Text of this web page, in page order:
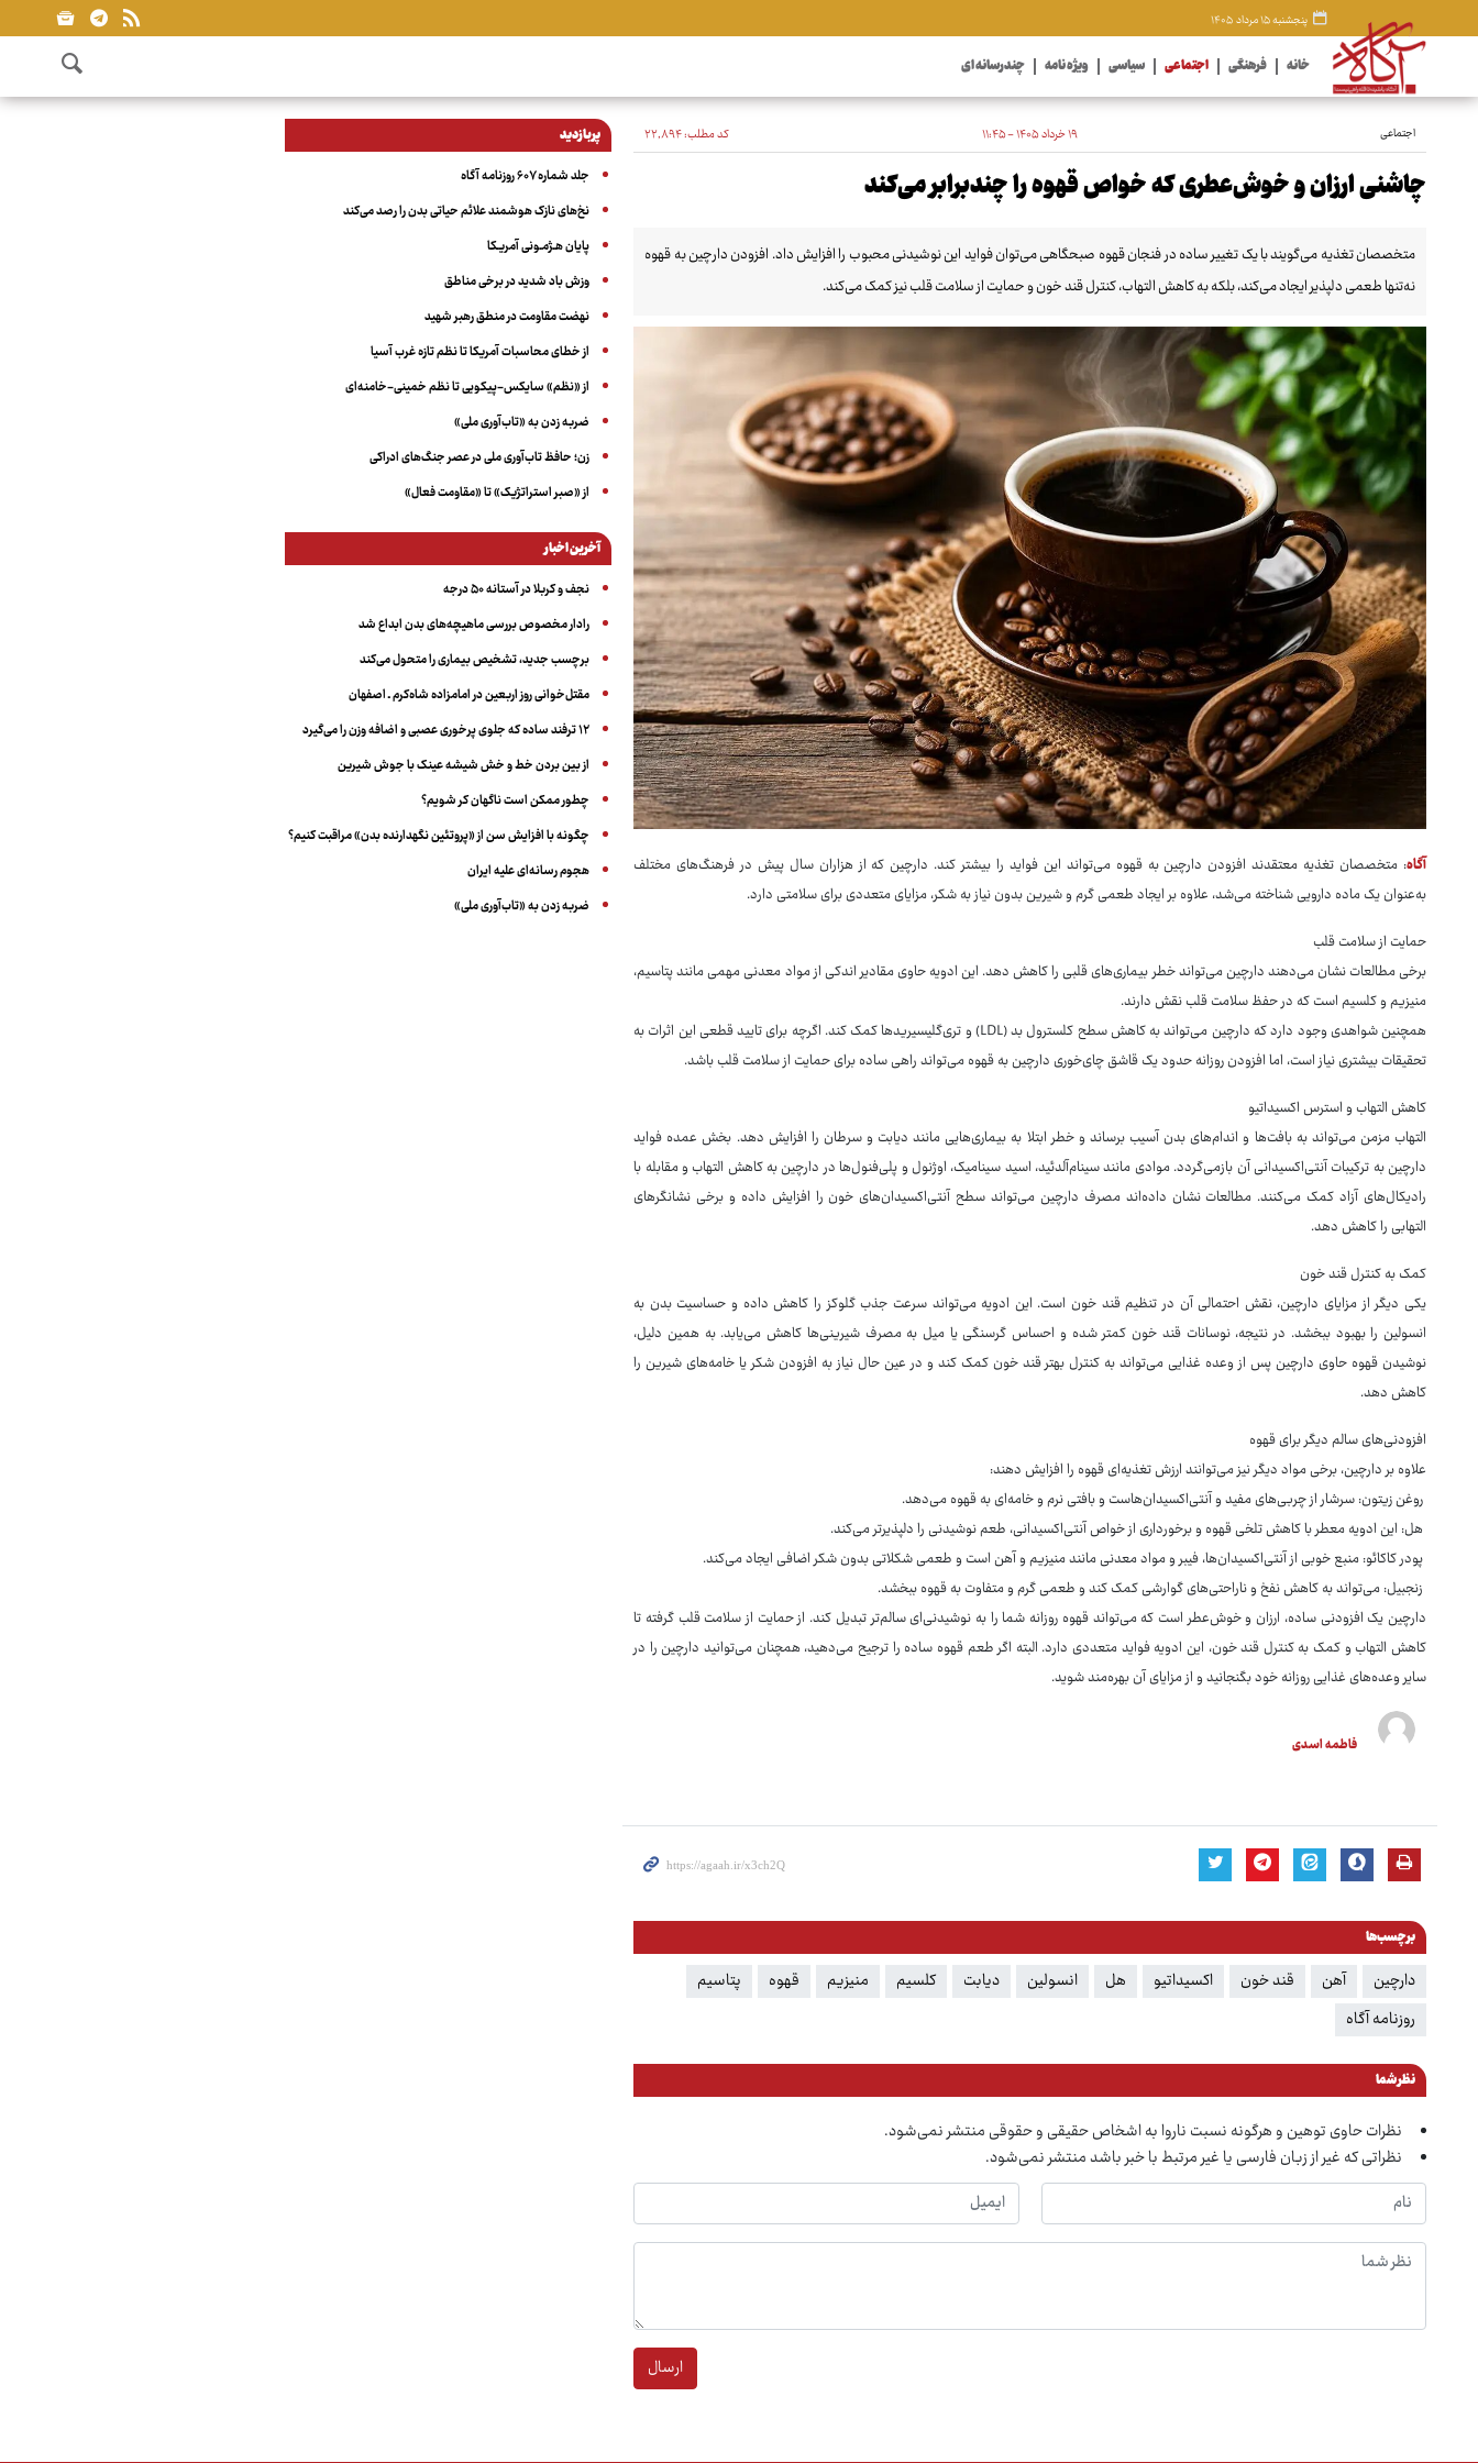
پنجشنبه ۱۵ مرداد ۱۴۰۵
خانه فرهنگی اجتماعی سیاسی ویژه نامه چندرسانه ای
اجتماعی ۱۹ خرداد ۱۴۰۵ - ۱۱:۴۵ کد مطلب:۲۲٬۸۹۴
چاشنی ارزان و خوش‌عطری که خواص قهوه را چندبرابر می‌کند
متخصصان تغذیه می‌گویند با یک تغییر ساده در فنجان قهوه صبحگاهی می‌توان فواید این نوشیدنی محبوب را افزایش داد. افزودن دارچین به قهوه
نه‌تنها طعمی دلپذیر ایجاد می‌کند، بلکه به کاهش التهاب، کنترل قند خون و حمایت از سلامت قلب نیز کمک می‌کند.
آگاه: متخصصان تغذیه معتقدند افزودن دارچین به قهوه می‌تواند این فواید را بیشتر کند. دارچین که از هزاران سال پیش در فرهنگ‌های مختلف
به‌عنوان یک ماده دارویی شناخته می‌شد، علاوه بر ایجاد طعمی گرم و شیرین بدون نیاز به شکر، مزایای متعددی برای سلامتی دارد.
حمایت از سلامت قلب
برخی مطالعات نشان می‌دهند دارچین می‌تواند خطر بیماری‌های قلبی را کاهش دهد. این ادویه حاوی مقادیر اندکی از مواد معدنی مهمی مانند پتاسیم،
منیزیم و کلسیم است که در حفظ سلامت قلب نقش دارند.
همچنین شواهدی وجود دارد که دارچین می‌تواند به کاهش سطح کلسترول بد (LDL) و تری‌گلیسیریدها کمک کند. اگرچه برای تایید قطعی این اثرات به
تحقیقات بیشتری نیاز است، اما افزودن روزانه حدود یک قاشق چای‌خوری دارچین به قهوه می‌تواند راهی ساده برای حمایت از سلامت قلب باشد.
کاهش التهاب و استرس اکسیداتیو
التهاب مزمن می‌تواند به بافت‌ها و اندام‌های بدن آسیب برساند و خطر ابتلا به بیماری‌هایی مانند دیابت و سرطان را افزایش دهد. بخش عمده فواید
دارچین به ترکیبات آنتی‌اکسیدانی آن بازمی‌گردد. موادی مانند سینام‌آلدئید، اسید سینامیک، اوژنول و پلی‌فنول‌ها در دارچین به کاهش التهاب و مقابله با
رادیکال‌های آزاد کمک می‌کنند. مطالعات نشان داده‌اند مصرف دارچین می‌تواند سطح آنتی‌اکسیدان‌های خون را افزایش داده و برخی نشانگرهای
التهابی را کاهش دهد.
کمک به کنترل قند خون
یکی دیگر از مزایای دارچین، نقش احتمالی آن در تنظیم قند خون است. این ادویه می‌تواند سرعت جذب گلوکز را کاهش داده و حساسیت بدن به
انسولین را بهبود ببخشد. در نتیجه، نوسانات قند خون کمتر شده و احساس گرسنگی یا میل به مصرف شیرینی‌ها کاهش می‌یابد. به همین دلیل،
نوشیدن قهوه حاوی دارچین پس از وعده غذایی می‌تواند به کنترل بهتر قند خون کمک کند و در عین حال نیاز به افزودن شکر یا خامه‌های شیرین را
کاهش دهد.
افزودنی‌های سالم دیگر برای قهوه
علاوه بر دارچین، برخی مواد دیگر نیز می‌توانند ارزش تغذیه‌ای قهوه را افزایش دهند:
روغن زیتون: سرشار از چربی‌های مفید و آنتی‌اکسیدان‌هاست و بافتی نرم و خامه‌ای به قهوه می‌دهد.
هل: این ادویه معطر با کاهش تلخی قهوه و برخورداری از خواص آنتی‌اکسیدانی، طعم نوشیدنی را دلپذیرتر می‌کند.
پودر کاکائو: منبع خوبی از آنتی‌اکسیدان‌ها، فیبر و مواد معدنی مانند منیزیم و آهن است و طعمی شکلاتی بدون شکر اضافی ایجاد می‌کند.
زنجبیل: می‌تواند به کاهش نفخ و ناراحتی‌های گوارشی کمک کند و طعمی گرم و متفاوت به قهوه ببخشد.
دارچین یک افزودنی ساده، ارزان و خوش‌عطر است که می‌تواند قهوه روزانه شما را به نوشیدنی‌ای سالم‌تر تبدیل کند. از حمایت از سلامت قلب گرفته تا
کاهش التهاب و کمک به کنترل قند خون، این ادویه فواید متعددی دارد. البته اگر طعم قهوه ساده را ترجیح می‌دهید، همچنان می‌توانید دارچین را در
سایر وعده‌های غذایی روزانه خود بگنجانید و از مزایای آن بهره‌مند شوید.
فاطمه اسدی
برچسب‌ها
دارچین آهن قند خون اکسیداتیو هل انسولین دیابت کلسیم منیزیم قهوه
پتاسیم
روزنامه آگاه
نظر شما
نظرات حاوی توهین و هرگونه نسبت ناروا به اشخاص حقیقی و حقوقی منتشر نمی‌شود.
نظراتی که غیر از زبان فارسی یا غیر مرتبط با خبر باشد منتشر نمی‌شود.
ارسال
پربازدید
جلد شماره ۶۰۷ روزنامه آگاه
نخ‌های نازک هوشمند علائم حیاتی بدن را رصد می‌کند
پایان هـژمـونی آمریـکا
وزش باد شدید در برخی مناطق
نهضت مقاومت در منطق رهبر شهید
از خطای محاسبات آمریکا تا نظم تازه غرب آسیا
از «نظم» سایکس-پیکویی تا نظم خمینی-خامنه‌ای
ضربه زدن به «تاب‌آوری ملی»
زن؛ حافظ تاب‌آوری ملی در عصر جنگ‌های ادراکی
از «صبر استراتژیک» تا «مقاومت فعال»
آخرین اخبار
نجف و کربلا در آستانه ۵۰ درجه
رادار مخصوص بررسی ماهیچه‌های بدن ابداع شد
برچسب جدید، تشخیص بیماری را متحول می‌کند
مقتل‌خوانی روز اربعین در امامزاده شاه‌کرم ـ اصفهان
۱۲ ترفند ساده که جلوی پرخوری عصبی و اضافه ‌وزن را می‌گیرد
از بین بردن خط و خش شیشه عینک با جوش شیرین
چطور ممکن است ناگهان کر شویم؟
چگونه با افزایش سن از «پروتئین نگهدارنده بدن» مراقبت کنیم؟
هجوم رسانه‌ای علیه ایران
ضربه زدن به «تاب‌آوری ملی»